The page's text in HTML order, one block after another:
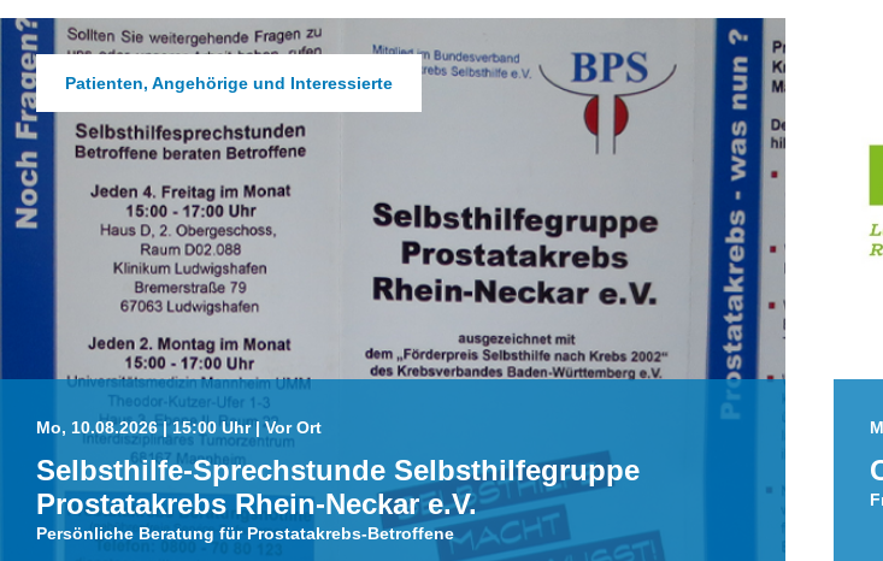
Patienten, Angehörige und Interessierte
Mo, 10.08.2026 | 15:00 Uhr | Vor Ort
Selbsthilfe-Sprechstunde Selbsthilfegruppe
Prostatakrebs Rhein-Neckar e.V.
Persönliche Beratung für Prostatakrebs-Betroffene